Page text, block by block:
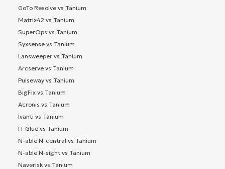
GoTo Resolve vs Tanium
Matrix42 vs Tanium
SuperOps vs Tanium
Syxsense vs Tanium
Lansweeper vs Tanium
Arcserve vs Tanium
Pulseway vs Tanium
BigFix vs Tanium
Acronis vs Tanium
Ivanti vs Tanium
IT Glue vs Tanium
N-able N-central vs Tanium
N-able N-sight vs Tanium
Naverisk vs Tanium